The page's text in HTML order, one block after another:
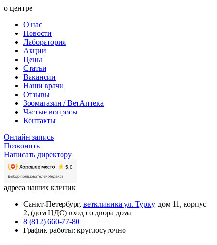
о центре
О нас
Новости
Лаборатория
Акции
Цены
Статьи
Вакансии
Наши врачи
Отзывы
Зоомагазин / ВетАптека
Частые вопросы
Контакты
Онлайн запись
Позвонить
Написать директору
адреса наших клиник
Санкт-Петербург, ветклиника ул. Турку, дом 11, корпус
2, (дом ЦДС) вход со двора дома
8 (812) 660-77-80
График работы: круглосуточно